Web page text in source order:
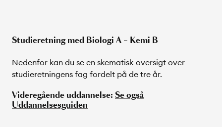
Studieretning med Biologi A – Kemi B
Nedenfor kan du se en skematisk oversigt over
studieretningens fag fordelt på de tre år.
Videregående uddannelse: Se også
Uddannelsesguiden